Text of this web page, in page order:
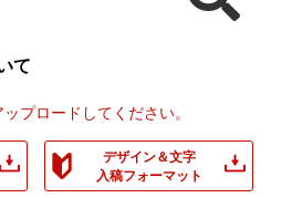
て
プロードしてください。
デザイン＆文字
入稿フォーマット